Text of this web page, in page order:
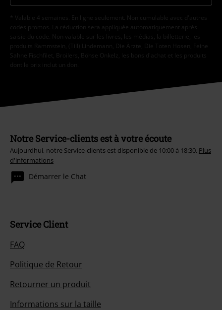
* Valable 4 semaines. En ligne seulement. Non cumulable avec d'autres
codes promos. La réduction sera appliquée automatiquement après
saisie du code. Non valable sur les livres, les médias, la billetterie, les
produits Rammstein, (Till) Lindemann, Die Ärzte, Die Toten Hosen, Feine
Sahne Fischfilet, Broilers, Böhse Onkelz, les bons d'achat et les produits
dont le prix inclut un don.
Notre Service-clients est à votre écoute
Aujourdhui, notre Service-clients est disponible de 10:00 à 18:30. Plus
d'informations
Démarrer le Chat
Service Client
FAQ
Politique de Retour
Retourner un produit
Informations sur la taille